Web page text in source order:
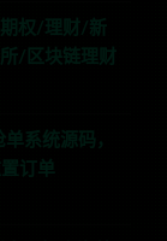
权/理财/新
/区块链理财
系统源码，
订单